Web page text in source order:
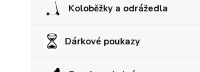
Koloběžky a odrážedla
Dárkové poukazy